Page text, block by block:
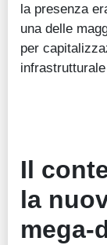
la presenza
una delle
per
Il
la
mega-